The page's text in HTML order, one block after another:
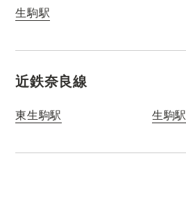
生駒駅
近鉄奈良線
東生駒駅 生駒駅